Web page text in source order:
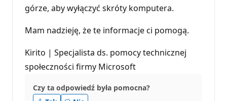
górze, aby wyłączyć skróty komputera.
Mam nadzieję, że te informacje ci pomogą.
Kirito | Specjalista ds. pomocy technicznej
społeczności firmy Microsoft
Czy ta odpowiedź była pomocna?